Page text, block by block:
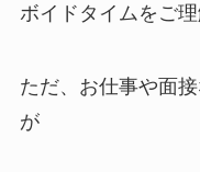
ボイドタイムをご
ただ、お仕事や面
が